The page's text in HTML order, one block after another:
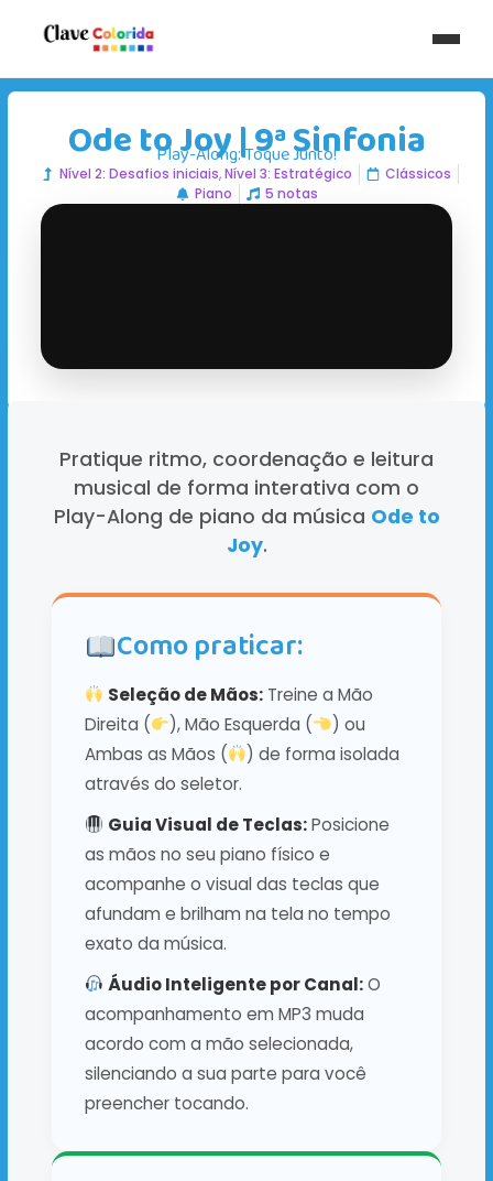
Ode to Joy | 9ª Sinfonia
Play-Along: Toque Junto!
Nível 2: Desafios iniciais,Nível 3: Estratégico
Clássicos
Piano
5 notas
Pratique ritmo, coordenação e leitura
musical de forma interativa com o
Play-Along de piano da música Ode to
Joy.
Como praticar:
Seleção de Mãos: Treine a Mão
Direita (
), Mão Esquerda (
) ou
Ambas as Mãos (
) de forma isolada
através do seletor.
Guia Visual de Teclas:Posicione
as mãos no seu piano físico e
acompanhe o visual das teclas que
afundam e brilham na tela no tempo
exato da música.
Áudio Inteligente por Canal:O
acompanhamento em MP3 muda
acordo com a mão selecionada,
silenciando a sua parte para você
preencher tocando.